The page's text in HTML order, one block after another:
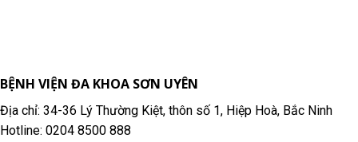
BỆNH VIỆN ĐA KHOA SƠN UYÊN
Địa chỉ: 34-36 Lý Thường Kiệt, thôn số 1, Hiệp Hoà, Bắc Ninh
Hotline: 0204 8500 888